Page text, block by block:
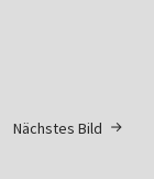
Nächstes Bild